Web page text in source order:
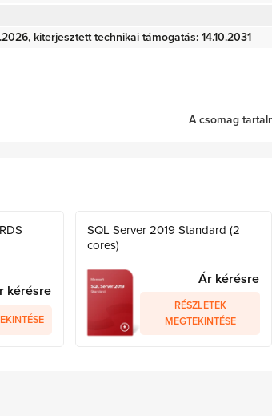
kiterjesztett technikai támogatás: 14.10.2031
A csomag
kérésre
SQL Server 2019 Standard (2
cores)
Ár kérésre
RÉSZLETEK
MEGTEKINTÉSE